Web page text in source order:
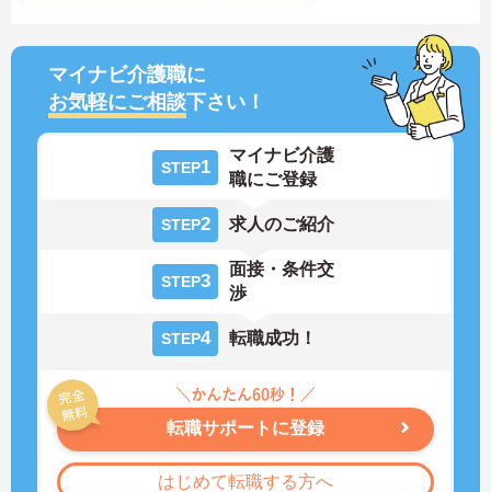
マイナビ介護職に
お気軽にご相談下さい！
STEP1
マイナビ介護
職にご登録
STEP2 求人のご紹介
STEP3
面接・条件交
渉
STEP4 転職成功！
転職サポートに登録
はじめて転職する方へ